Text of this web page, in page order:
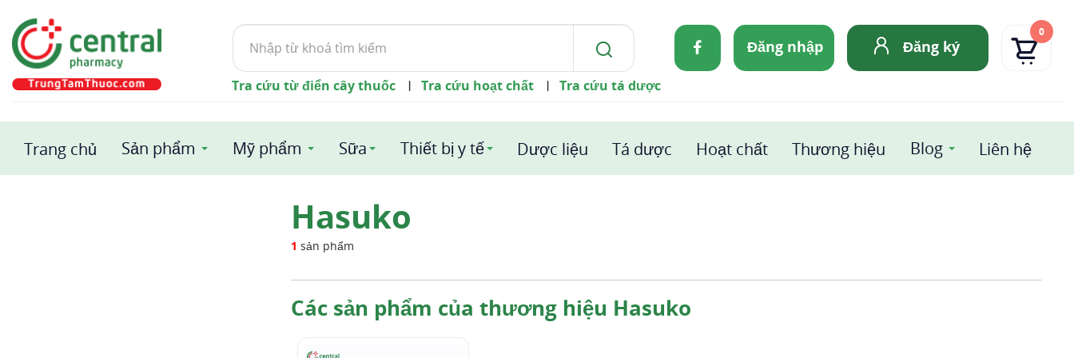
Tìm
kiếm
Đăng nhập Đăng ký
0
Tra cứu từ điển cây thuốc | Tra cứu hoạt chất | Tra cứu tá dược
Trang chủ Sản phẩm Mỹ phẩm Sữa Thiết bị y tế Dược liệu Tá dược Hoạt chất Thương hiệu Blog Liên hệ
Hasuko
1 sản phẩm
Các sản phẩm của thương hiệu Hasuko